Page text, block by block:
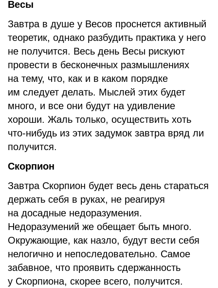
Весы
Завтра в душе у Весов проснется активный
теоретик, однако разбудить практика у него
не получится. Весь день Весы рискуют
провести в бесконечных размышлениях
на тему, что, как и в каком порядке
им следует делать. Мыслей этих будет
много, и все они будут на удивление
хороши. Жаль только, осуществить хоть
что-нибудь из этих задумок завтра вряд ли
получится.
Скорпион
Завтра Скорпион будет весь день стараться
держать себя в руках, не реагируя
на досадные недоразумения.
Недоразумений же обещает быть много.
Окружающие, как назло, будут вести себя
нелогично и непоследовательно. Самое
забавное, что проявить сдержанность
у Скорпиона, скорее всего, получится.